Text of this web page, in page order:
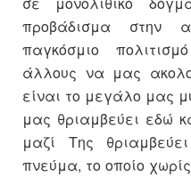
προβάδισμα στην
παγκόσμιο
άλλους να μας
είναι το μεγάλο μας
μας θριαμβεύει εδώ
μαζί Της
πνεύμα, το οποίο